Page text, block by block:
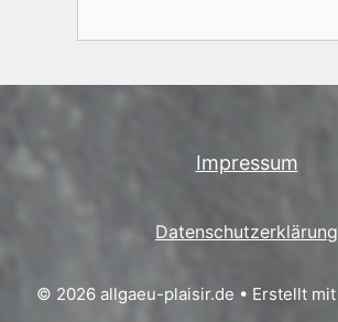
Impressum
Datenschutzerklärung
© 2026 allgaeu-plaisir.de • Erstellt mit